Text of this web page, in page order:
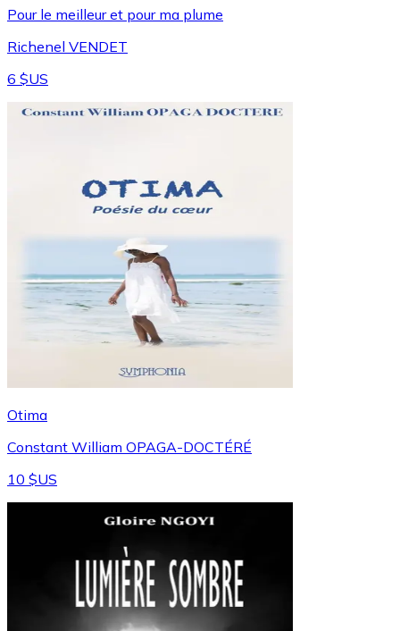
Pour le meilleur et pour ma plume
Richenel VENDET
6 $US
Otima
Constant William OPAGA-DOCTÉRÉ
10 $US